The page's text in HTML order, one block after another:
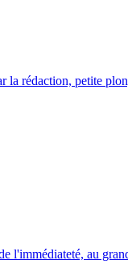
la rédaction, petite
l'immédiateté, au